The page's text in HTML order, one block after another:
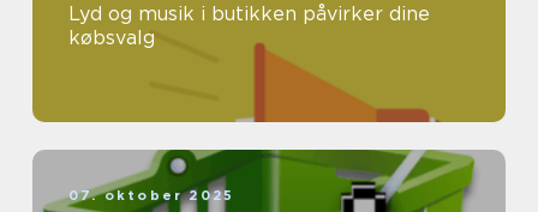
Lyd og musik i butikken påvirker dine
købsvalg
07. oktober 2025